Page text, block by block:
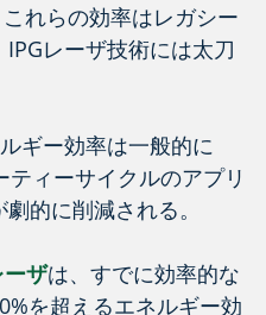
これらの効率はレガシー
レーザ技術には太刀
ギー効率は一般的に
ティーサイクルのアプリ
的に削減される。
ーザは、すでに効率的な
を超えるエネルギー効